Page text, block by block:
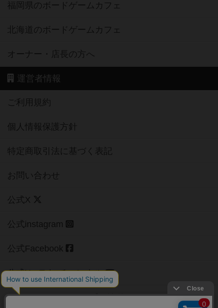
福岡県のボードゲームカフェ
北海道のボードゲームカフェ
オーナー・店長の方へ
運営者情報
ご利用規約
個人情報保護方針
特定商取引法に基づく表記
お問い合わせ
公式X
公式instagram
公式Facebook
公式YouTubeチャンネル
Copyright (c)